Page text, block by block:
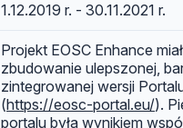
1.12.2019 r. - 30.11.2021 r.
Projekt EOSC Enhance
zbudowanie ulepszonej,
zintegrowanej wersji
(https://eosc-portal.eu/).
portalu była wynikiem